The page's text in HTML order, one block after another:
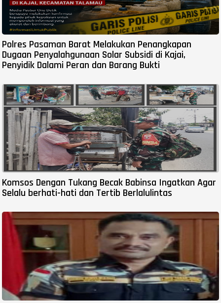
Polres Pasaman Barat Melakukan Penangkapan
Dugaan Penyalahgunaan Solar Subsidi di Kajai,
Penyidik Dalami Peran dan Barang Bukti
Komsos Dengan Tukang Becak Babinsa Ingatkan Agar
Selalu berhati-hati dan Tertib Berlalulintas